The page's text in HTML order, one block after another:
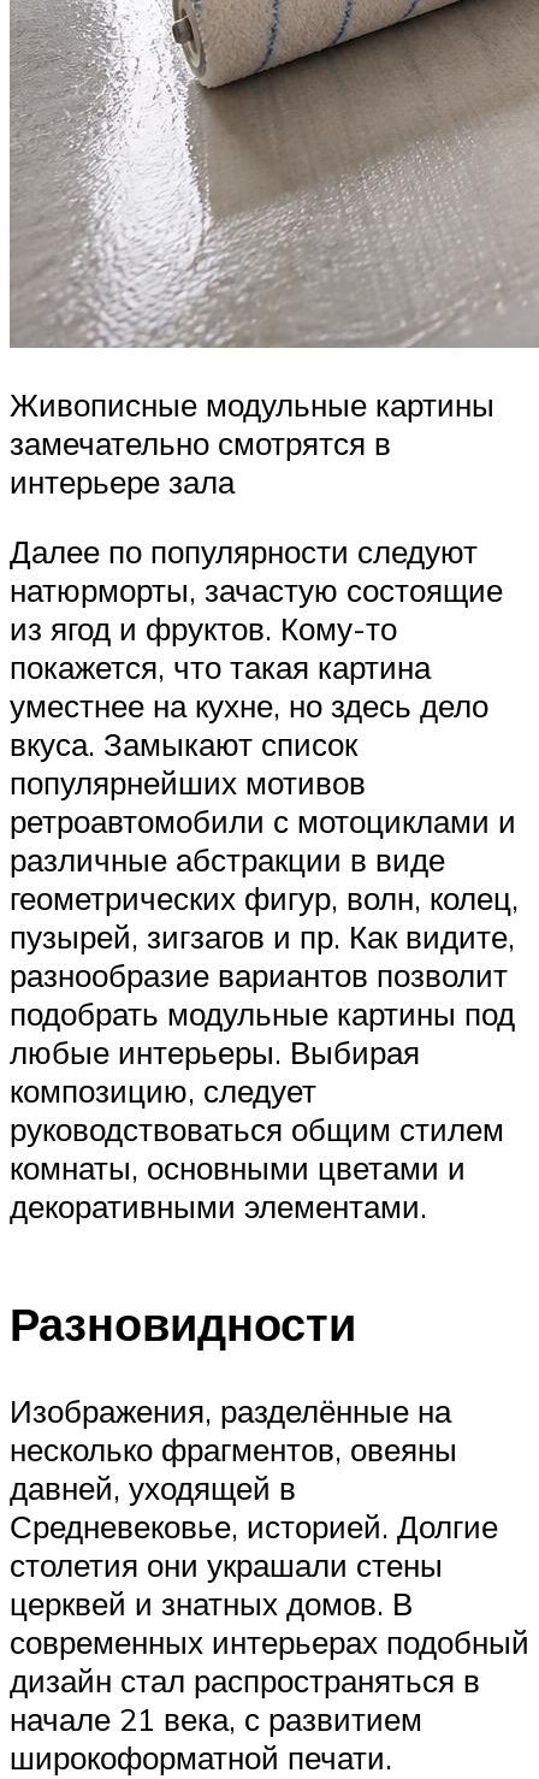
Живописные модульные картины
замечательно смотрятся в
интерьере зала
Далее по популярности следуют
натюрморты, зачастую состоящие
из ягод и фруктов. Кому-то
покажется, что такая картина
уместнее на кухне, но здесь дело
вкуса. Замыкают список
популярнейших мотивов
ретроавтомобили с мотоциклами и
различные абстракции в виде
геометрических фигур, волн, колец,
пузырей, зигзагов и пр. Как видите,
разнообразие вариантов позволит
подобрать модульные картины под
любые интерьеры. Выбирая
композицию, следует
руководствоваться общим стилем
комнаты, основными цветами и
декоративными элементами.
Разновидности
Изображения, разделённые на
несколько фрагментов, овеяны
давней, уходящей в
Средневековье, историей. Долгие
столетия они украшали стены
церквей и знатных домов. В
современных интерьерах подобный
дизайн стал распространяться в
начале 21 века, с развитием
широкоформатной печати.